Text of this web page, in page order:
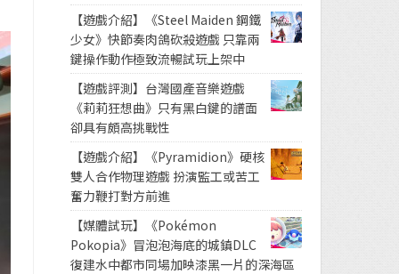
【遊戲介紹】《Steel Maiden 鋼鐵
少女》快節奏肉鴿砍殺遊戲 只靠兩
鍵操作動作極致流暢試玩上架中
【遊戲評測】台灣國產音樂遊戲
《莉莉狂想曲》只有黑白鍵的譜面
卻具有頗高挑戰性
【遊戲介紹】《Pyramidion》硬核
雙人合作物理遊戲 扮演監工或苦工
奮力鞭打對方前進
【媒體試玩】《Pokémon
Pokopia》冒泡泡海底的城鎮DLC
復建水中都市同場加映漆黑一片的深海區